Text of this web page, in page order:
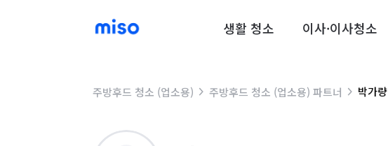
생활 청소 이사·이사청소
주방후드 청소 (업소용) 주방후드 청소 (업소용) 파트너 박가량